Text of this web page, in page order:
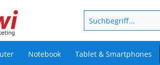
Notebook Tablet & Smartphones